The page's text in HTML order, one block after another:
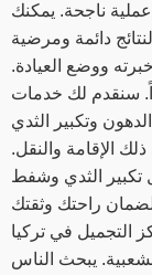
ذوي خبرة 13 عاما و 39 الف عملية ناجحة. يمكنك
ووضع العيادة.
سنقدم لك خدمات
الإقامة والنقل.
تكبير الثدي وشفط
التجميل في تركيا
يبحث الناس